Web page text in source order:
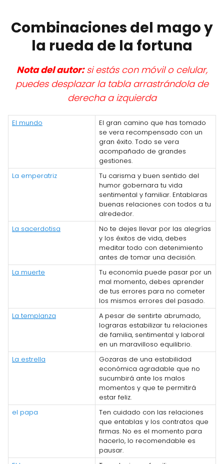
Combinaciones del mago y
la rueda de la fortuna
Nota del autor:si estás con móvil o celular,
puedes desplazar la tabla arrastrándola de
derecha a izquierda
El mundo
El gran camino que has tomado
se vera recompensado con un
gran éxito. Todo se vera
acompañado de grandes
gestiones.
La emperatriz
Tu carisma y buen sentido del
humor gobernara tu vida
sentimental y familiar. Entablaras
buenas relaciones con todos a tu
alrededor.
La sacerdotisa
No te dejes llevar por las alegrías
y los éxitos de vida, debes
meditar todo con detenimiento
antes de tomar una decisión.
La muerte
Tu economía puede pasar por un
mal momento, debes aprender
de tus errores para no cometer
los mismos errores del pasado.
La templanza
A pesar de sentirte abrumado,
lograras estabilizar tu relaciones
de familia, sentimental y laboral
en un maravilloso equilibrio.
La estrella
Gozaras de una estabilidad
económica agradable que no
sucumbirá ante los malos
momentos y que te permitirá
estar feliz.
el papa
Ten cuidado con las relaciones
que entablas y los contratos que
firmas. No es el momento para
hacerlo, lo recomendable es
pausar.